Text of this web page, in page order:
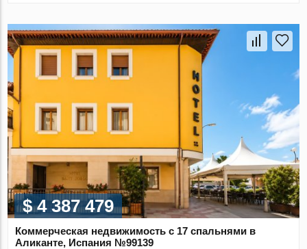
$ 4 387 479
Коммерческая недвижимость с 17 спальнями в
Аликанте, Испания №99139